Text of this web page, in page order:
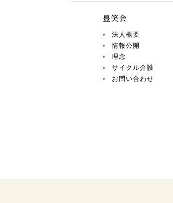
豊笑会
法人概要
情報公開
理念
サイクル介護
お問い合わせ